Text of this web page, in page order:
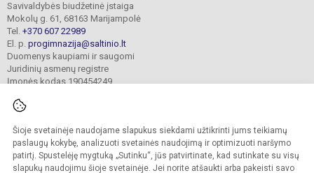
Šioje svetainėje naudojame slapukus siekdami užtikrinti jums teikiamų
paslaugų kokybę, analizuoti svetainės naudojimą ir optimizuoti naršymo
patirtį. Spustelėję mygtuką „Sutinku“, jūs patvirtinate, kad sutinkate su visų
slapukų naudojimu šioje svetainėje. Jei norite atšaukti arba pakeisti savo
Savivaldybės biudžetinė įstaiga
Mokolų g. 61, 68163 Marijampolė
Tel. +370 607 22989
El. p. progimnazija@saltinio.lt
Duomenys kaupiami ir saugomi
Juridinių asmenų registre
Įmonės kodas 190454249
© 2024. Marijampolės „Šaltinio“ progimnazija. Visos teisės saugomos.
Kopijuoti turinį be raštiško gimnazijos sutikimo griežtai draudžiama.
Prieinamumo paraiška Slapukų valdymas